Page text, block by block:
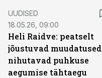
UUDISED
18.05.26, 09:00
Heli Raidve: peatselt
jõustuvad muudatused
nihutavad puhkuse
aegumise tähtaegu